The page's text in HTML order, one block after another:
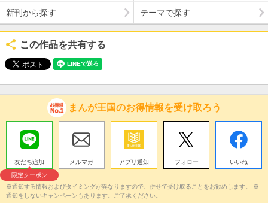
新刊から探す テーマで探す
この作品を共有する
まんが王国のお得情報を受け取ろう
友だち追加
限定クーポン
メルマガ アプリ通知 フォロー いいね
※通知する情報およびタイミングが異なりますので、併せて受け取ることをお勧めします。 ※
通知をしないキャンペーンもあります。ご了承ください。